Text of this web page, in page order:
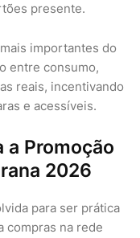
presente.
importantes do
entre consumo,
reais, incentivando
e acessíveis.
a Promoção
2026
para ser prática
compras na rede